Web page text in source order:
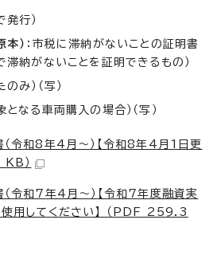
行）
本） ：市税に滞納がないことの証明書
滞納がないことを証明できるもの）
み）（写）
なる車両購入の場合）（写）
令和8年4月～）【令和8年4月1日更
）
令和7年4月～）【令和7年度融資実
使用してください】 （PDF 259.3